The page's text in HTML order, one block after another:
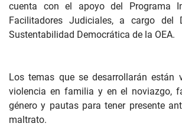
cuenta con el apoyo del Programa
Facilitadores Judiciales, a cargo del
Sustentabilidad Democrática de la OEA.
Los temas que se desarrollarán están
violencia en familia y en el noviazgo,
género y pautas para tener presente
maltrato.